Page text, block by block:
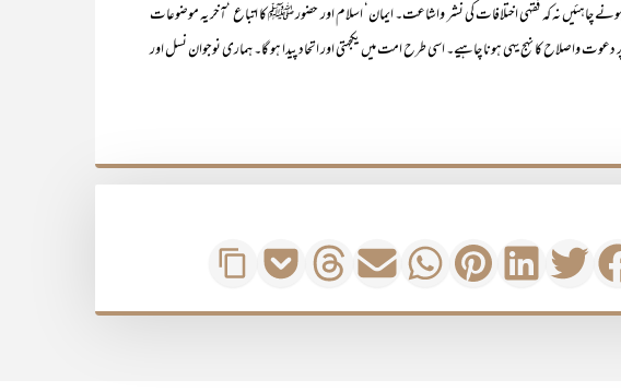
چاہئیں نہ کہ فقہی اختلافات کی نشر واشاعت۔ ایمان‘ اسلام اور حضور ﷺ کا اتباع ‘آخر یہ موضوعات
واصلاح کا نہج یہی ہونا چاہیے۔ اسی طرح امت میں یکجہتی اور اتحاد پیدا ہو گا۔ ہماری نوجوان نسل اور